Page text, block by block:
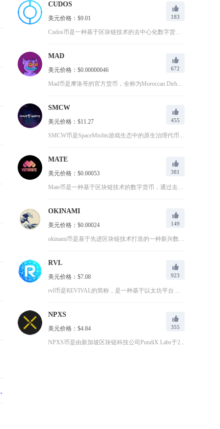
CUDOS
美元价格：$9.01 183
Cudos币是一种基于区块链技术的去中心化数字货币，它是CU...
MAD
美元价格：$0.00000046 672
Mad币是摩洛哥的官方货币，全称为Moroccan Dirh...
SMCW
美元价格：$11.27 455
SMCW币是SpaceMisfits游戏生态中的原生治理代币...
MATE
美元价格：$0.00053 381
Mate币是一种基于区块链技术的数字货币，通过去中心化的特性...
OKINAMI
美元价格：$0.00024 149
okinami币是基于先进区块链技术打造的一种新兴数字货币，...
RVL
美元价格：$7.08 923
rvl币是REVIVAL的简称，是一种基于以太坊平台的去中心...
NPXS
美元价格：$4.84 355
NPXS币是由新加坡区块链科技公司PundiX Labs于2...